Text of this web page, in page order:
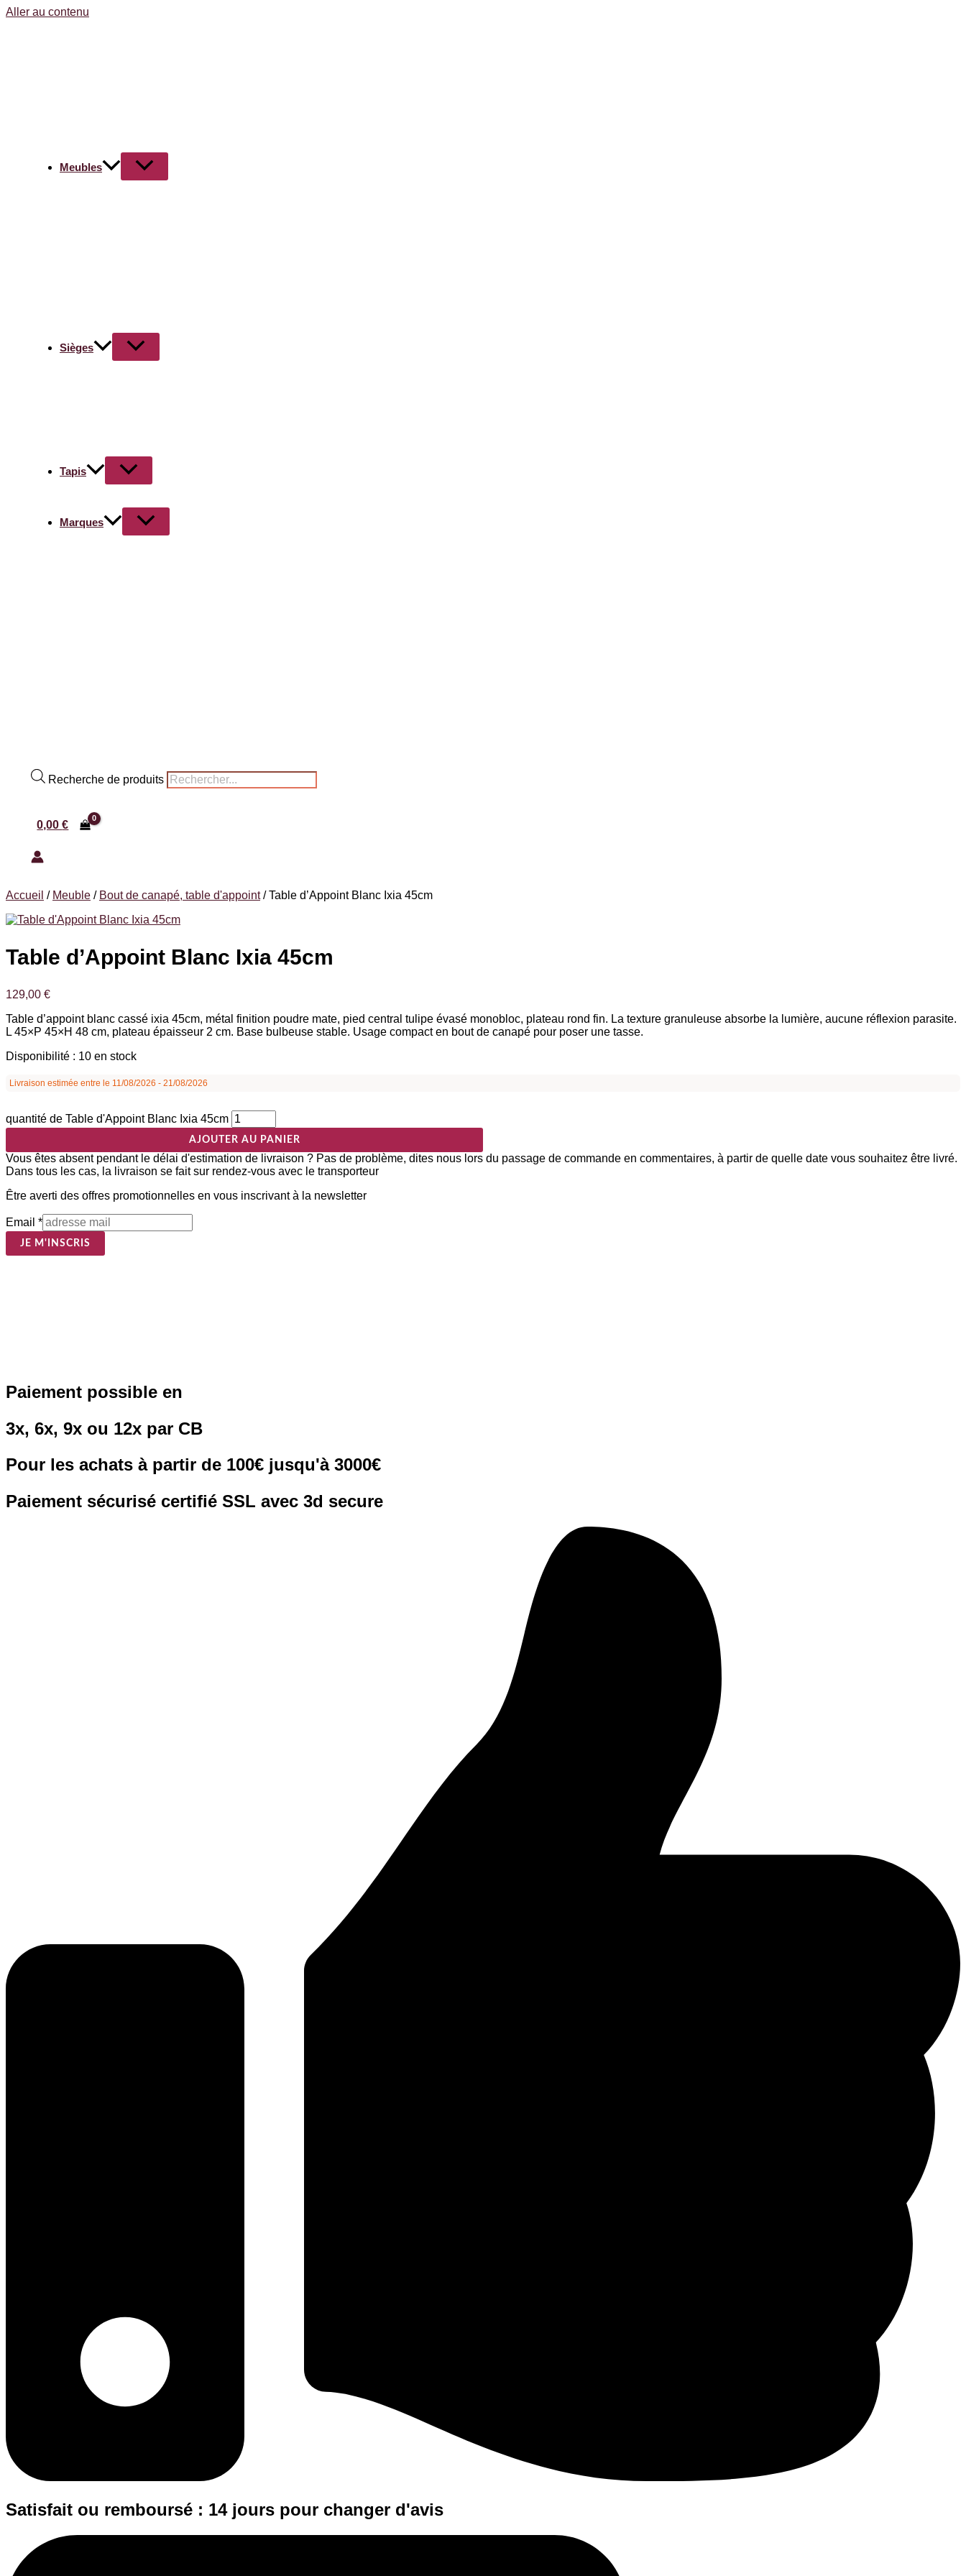
Aller au contenu
Meubles
Sièges
Tapis
Marques
Recherche de produits
0,00€
Accueil / Meuble / Bout de canapé, table d'appoint/Table d’Appoint Blanc Ixia 45cm
Table d’Appoint Blanc Ixia 45cm
129,00 €
Table d’appoint blanc cassé ixia 45cm, métal finition poudre mate, pied central tulipe évasé monobloc, plateau rond fin. La texture granuleuse absorbe la lumière, aucune réflexion parasite.
L 45×P 45×H 48 cm, plateau épaisseur 2 cm. Base bulbeuse stable. Usage compact en bout de canapé pour poser une tasse.
Disponibilité : 10 en stock
Livraison estimée entre le 11/08/2026 - 21/08/2026
quantité de Table d'Appoint Blanc Ixia 45cm
AJOUTER AU PANIER
Vous êtes absent pendant le délai d'estimation de livraison ? Pas de problème, dites nous lors du passage de commande en commentaires, à partir de quelle date vous souhaitez être livré.
Dans tous les cas, la livraison se fait sur rendez-vous avec le transporteur
Être averti des offres promotionnelles en vous inscrivant à la newsletter
Email *
JE M'INSCRIS
Paiement possible en
3x, 6x, 9x ou 12x par CB
Pour les achats à partir de 100€ jusqu'à 3000€
Paiement sécurisé certifié SSL avec 3d secure
Satisfait ou remboursé : 14 jours pour changer d'avis